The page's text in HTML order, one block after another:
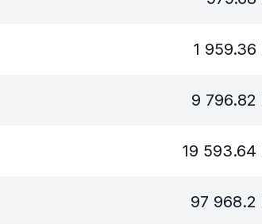
1 959.36
9 796.82
19 593.64
97 968.2